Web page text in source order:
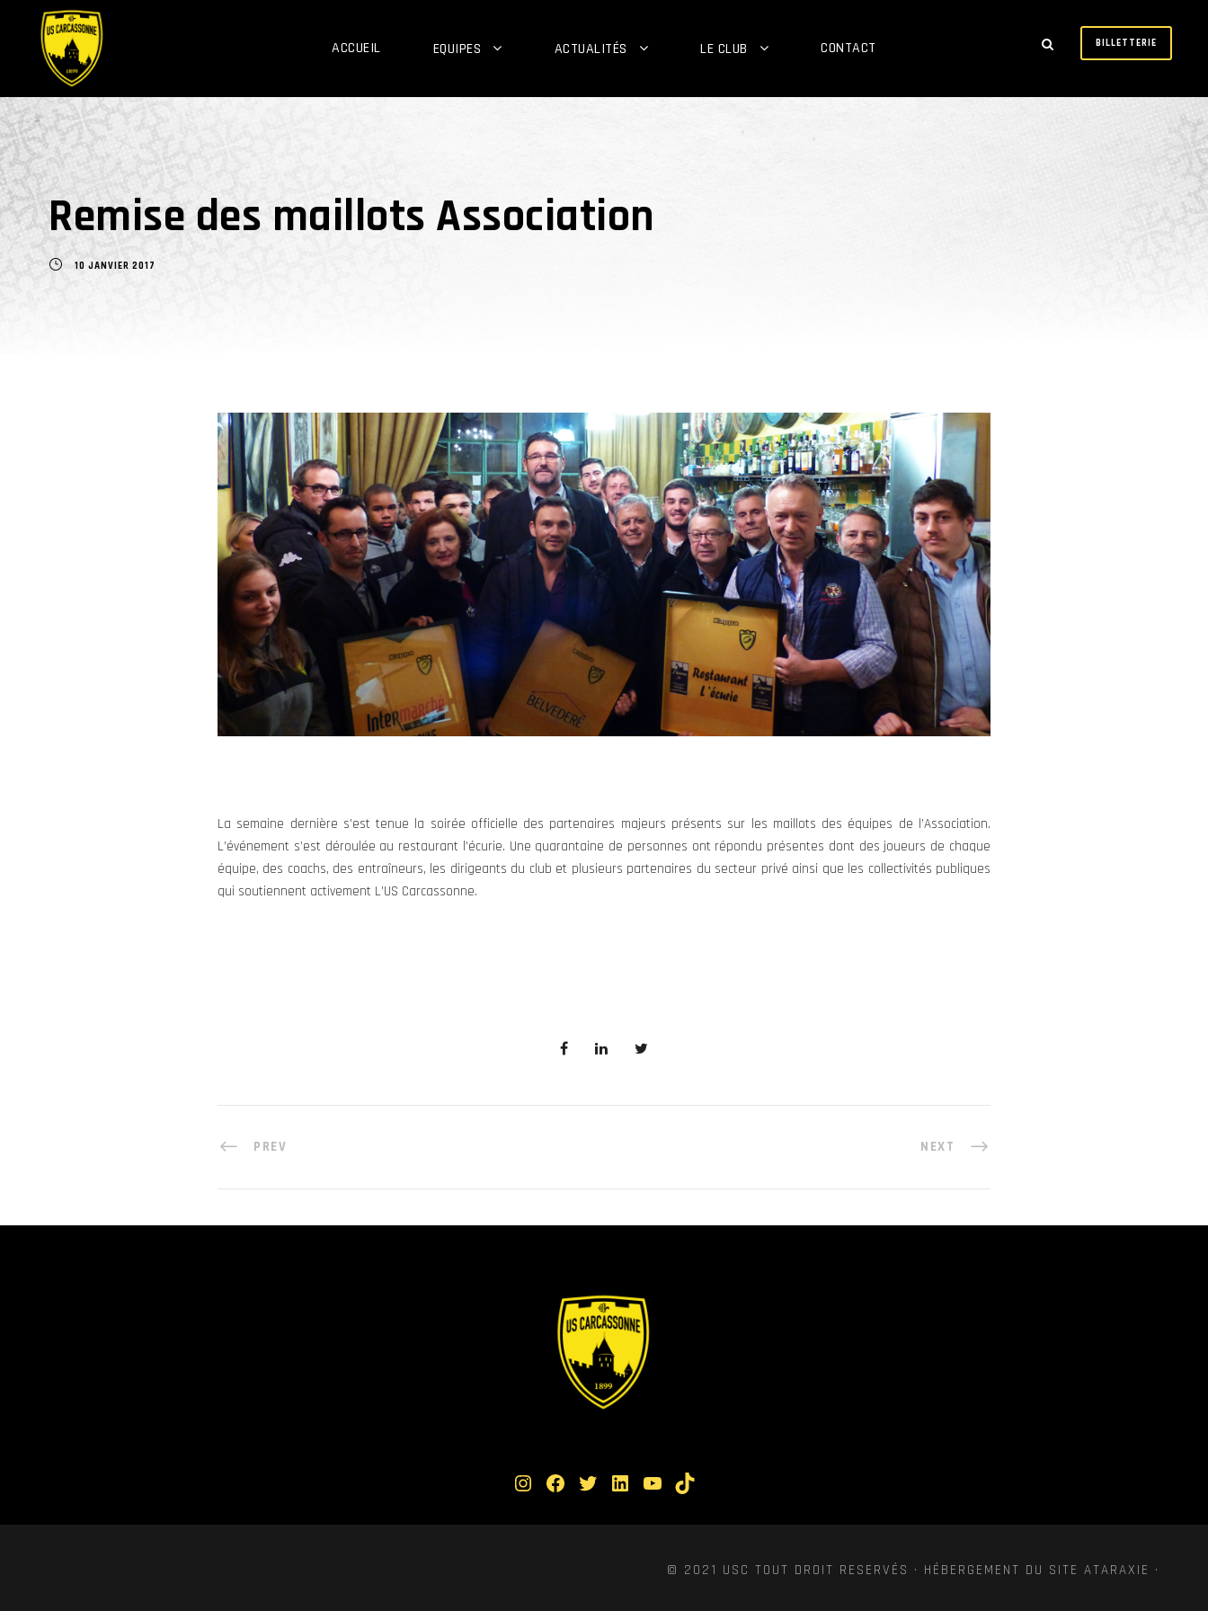
ACCUEIL EQUIPES ACTUALITÉS LE CLUB CONTACT BILLETTERIE
Remise des maillots Association
10 JANVIER 2017
La semaine dernière s’est tenue la soirée officielle des partenaires majeurs présents sur les maillots des équipes de l’Association.
L’événement s’est déroulée au restaurant l’écurie. Une quarantaine de personnes ont répondu présentes dont des joueurs de chaque
équipe, des coachs, des entraîneurs, les dirigeants du club et plusieurs partenaires du secteur privé ainsi que les collectivités publiques
qui soutiennent activement L’US Carcassonne.
PREV NEXT
Instagram Facebook Twitter LinkedIn YouTube TikTok
© 2021 USC TOUT DROIT RESERVÉS · HÉBERGEMENT DU SITE ATARAXIE ·